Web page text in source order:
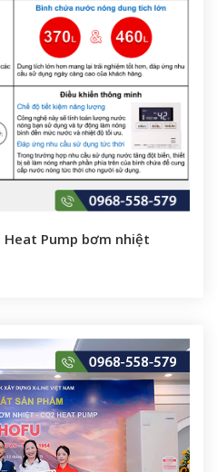
Heat Pump bơm nhiệt